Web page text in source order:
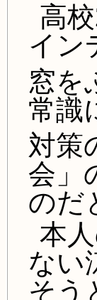
高
イン
窓を
常識
対策
会」
のだ
本
ない
そう